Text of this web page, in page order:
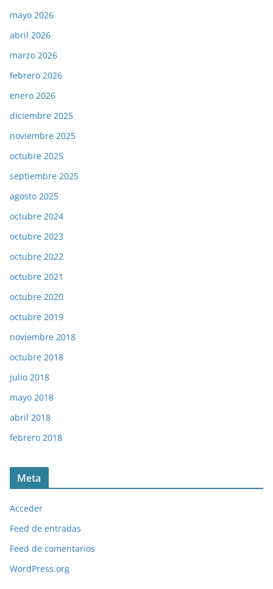
mayo 2026
abril 2026
marzo 2026
febrero 2026
enero 2026
diciembre 2025
noviembre 2025
octubre 2025
septiembre 2025
agosto 2025
octubre 2024
octubre 2023
octubre 2022
octubre 2021
octubre 2020
octubre 2019
noviembre 2018
octubre 2018
julio 2018
mayo 2018
abril 2018
febrero 2018
Meta
Acceder
Feed de entradas
Feed de comentarios
WordPress.org